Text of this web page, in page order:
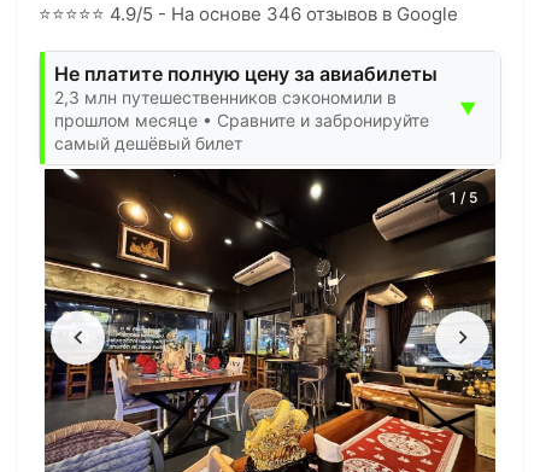
⭐⭐⭐⭐⭐ 4.9/5 - На основе 346 отзывов в Google
Не платите полную цену за авиабилеты
2,3 млн путешественников сэкономили в
прошлом месяце • Сравните и забронируйте
самый дешёвый билет
▼
1 / 5